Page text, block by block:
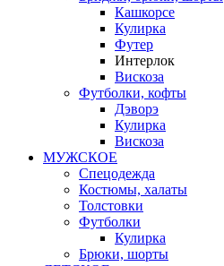
Кашкорсе
Кулирка
Футер
Интерлок
Вискоза
Футболки, кофты
Дэворэ
Кулирка
Вискоза
МУЖСКОЕ
Спецодежда
Костюмы, халаты
Толстовки
Футболки
Кулирка
Брюки, шорты